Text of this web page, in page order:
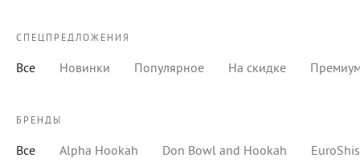
СПЕЦПРЕДЛОЖЕНИЯ
Все Новинки Популярное На скидке
БРЕНДЫ
Все Alpha Hookah Don Bowl and Hookah